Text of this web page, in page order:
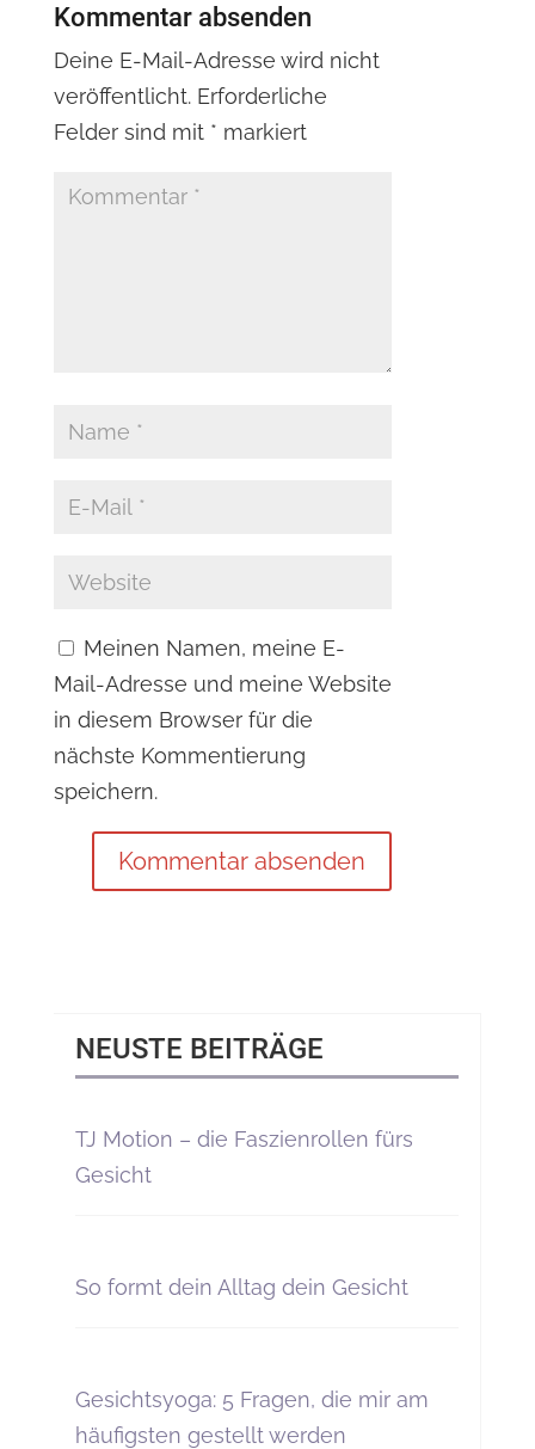
Kommentar absenden
Deine E-Mail-Adresse wird nicht
veröffentlicht. Erforderliche
Felder sind mit * markiert
Meinen Namen, meine E-
Mail-Adresse und meine Website
in diesem Browser für die
nächste Kommentierung
speichern.
NEUSTE BEITRÄGE
TJ Motion – die Faszienrollen fürs
Gesicht
So formt dein Alltag dein Gesicht
Gesichtsyoga: 5 Fragen, die mir am
häufigsten gestellt werden